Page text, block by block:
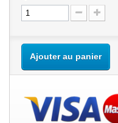
Ajouter au panier